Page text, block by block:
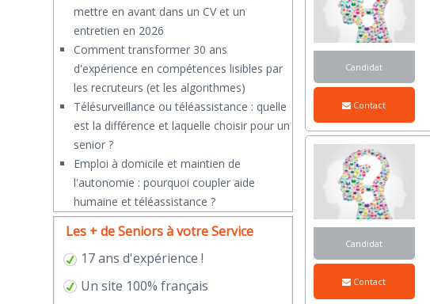
Candidat
Contact
Candidat
Contact
mettre en avant dans un CV et un
entretien en 2026
Comment transformer 30 ans
d'expérience en compétences lisibles par
les recruteurs (et les algorithmes)
Télésurveillance ou téléassistance : quelle
est la différence et laquelle choisir pour un
senior ?
​Emploi à domicile et maintien de
l'autonomie : pourquoi coupler aide
humaine et téléassistance ?
Les + de Seniors à votre Service
17 ans d'expérience !
Un site 100% français